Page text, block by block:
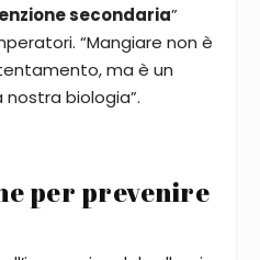
secondaria”
“Mangiare non è
ma è un
biologia”.
per prevenire